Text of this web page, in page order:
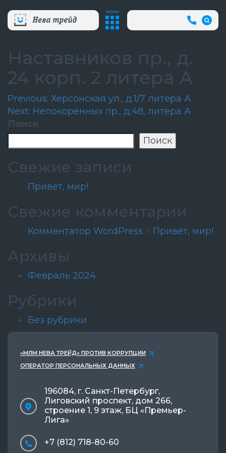
МЕНЮ
+7
(812)
Наставников пр., д.
24 корп. 2 литера А
Навигация
по
записям
Previous: Херсонская ул., д.1/7 литера А
Next: Непокоренных пр., д.48, литера А
Поиск
Поиск
Свежие записи
Привет, мир!
Свежие комментарии
Комментатор WordPress к Привет, мир!
Архивы
Февраль 2024
Рубрики
Без рубрики
«МЛМ НЕВА ТРЕЙД» ПРОТИВ КОРРУПЦИИ
ОПЕРАТОР ПЕРСОНАЛЬНЫХ ДАННЫХ
196084, г. Санкт-Петербург,
Лиговский проспект, дом 266,
строение 1, 9 этаж, БЦ «Премьер-
Лига»
+7 (812) 718-80-60